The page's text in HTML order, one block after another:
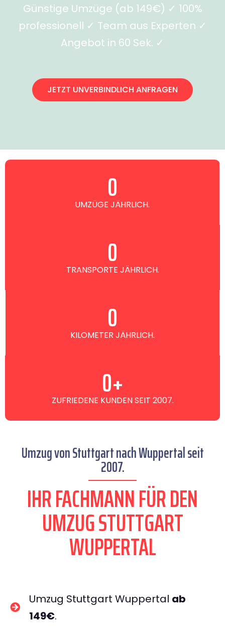
Günstige Umzüge (ab 149€) ✓ 100%
professionell ✓ Team aus Experten ✓
Angebot in 60 Sek. ✓
JETZT UNVERBINDLICH ANFRAGEN
UMZÜGE JÄHRLICH.
0
TRANSPORTE JÄHRLICH.
0
KILOMETER JÄHRLICH.
0
ZUFRIEDENE KUNDEN SEIT 2007.
0+
Umzug von Stuttgart nach Wuppertal seit
2007.
IHR FACHMANN FÜR DEN
UMZUG STUTTGART
WUPPERTAL
Umzug Stuttgart Wuppertal ab
149€.